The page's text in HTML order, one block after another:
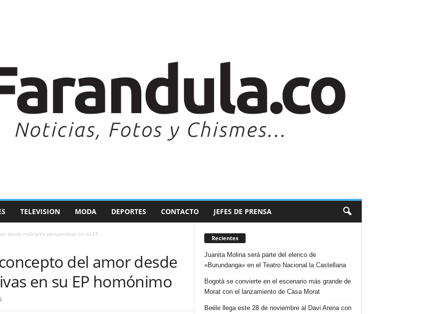
TELEVISION MODA DEPORTES CONTACTO JEFES DE PRENSA
desde múltiples perspectivas en su EP...
del amor desde
en su EP homónimo
Recientes
Juanita Molina será parte del elenco de
«Burundanga» en el Teatro Nacional la Castellana
Bogotá se convierte en el escenario más grande de
Morat con el lanzamiento de Casa Morat
Beéle llega este 28 de noviembre al Davi Arena con